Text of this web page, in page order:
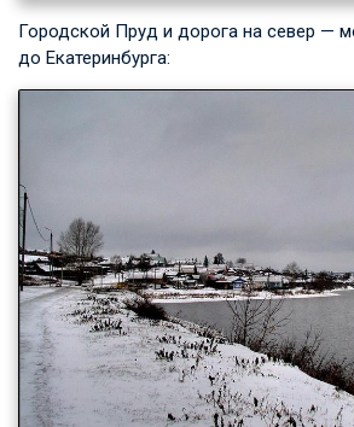
Городской Пруд и дорога на север —
до Екатеринбурга: